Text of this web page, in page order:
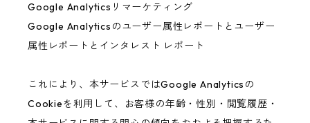
Google Analyticsリマーケティング
Google Analyticsのユーザー属性レポートとユーザー
属性レポートとインタレスト レポート
これにより、本サービスではGoogle Analyticsの
Cookieを利用して、お客様の年齢・性別・閲覧履歴・